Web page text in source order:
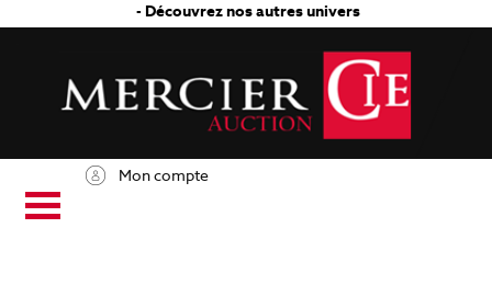
- Découvrez nos autres univers
Mon compte